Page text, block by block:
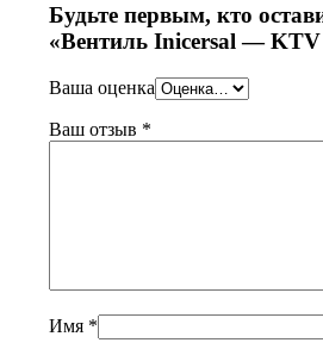
Будьте первым, кто
«Вентиль Inicersal —
Ваша оценка
Ваш отзыв *
Имя *